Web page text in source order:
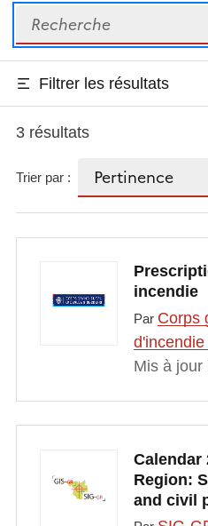
Recherche
Filtrer les résultats
3 résultats
Trier par :
incendie
Par Corps
Mis à jour
Calendar
Region:
and civil